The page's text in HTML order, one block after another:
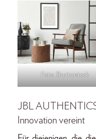
Foto: Shutterstock
JBL
Innovation vereint